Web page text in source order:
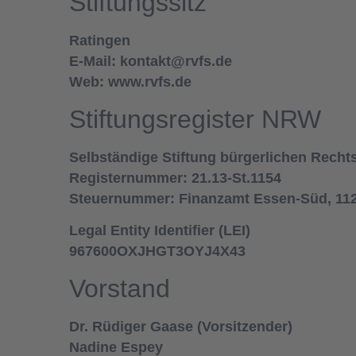
Ratingen
E-Mail: kontakt@rvfs.de
Web: www.rvfs.de
Stiftungsregister NRW
Selbständige Stiftung bürgerlichen
Registernummer: 21.13-St.1154
Steuernummer: Finanzamt Essen-Süd,
Legal Entity Identifier (LEI)
967600OXJHGT3OYJ4X43
Vorstand
Dr. Rüdiger Gaase (Vorsitzender)
Nadine Espey